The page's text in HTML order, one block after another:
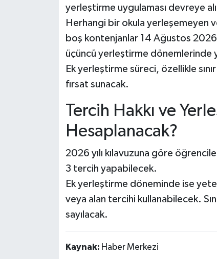
yerleştirme uygulaması devreye
Herhangi bir okula yerleşemeyen
boş kontenjanlar 14 Ağustos
üçüncü yerleştirme dönemlerinde
Ek yerleştirme süreci, özellikle
fırsat sunacak.
Tercih Hakkı ve
Hesaplanacak?
2026 yılı kılavuzuna göre
3 tercih yapabilecek.
Ek yerleştirme döneminde ise
veya alan tercihi kullanabilecek.
sayılacak.
Kaynak: Haber Merkezi